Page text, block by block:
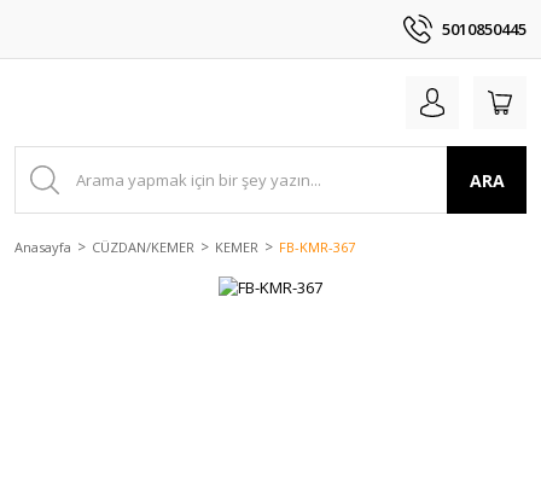
5010850445
ARA
Anasayfa CÜZDAN/KEMER KEMER FB-KMR-367